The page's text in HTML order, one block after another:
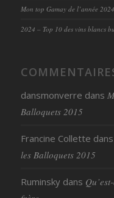
Mon top Gamay de l’année 2024
2024 – Top 10 des vins blancs
dansmonverre dans
Balloquets 2015
Francine Collette dans
les Balloquets 2015
Ruminskydans